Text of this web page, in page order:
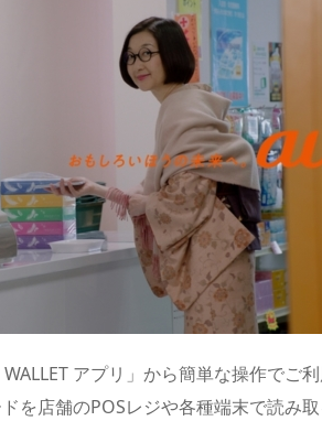
WALLET アプリ」から簡単な操作でご
を店舗のPOSレジや各種端末で読み